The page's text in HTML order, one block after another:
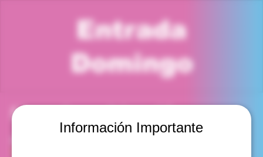
Información Importante
Entrada
Domingo
Horario y ubicación